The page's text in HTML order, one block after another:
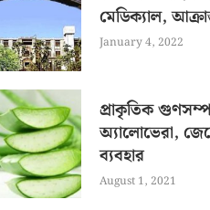
মেডিক্যাল,
January 4, 2022
প্রাকৃতিক
অ্যালোভেরা,
ব্যবহার
August 1, 2021